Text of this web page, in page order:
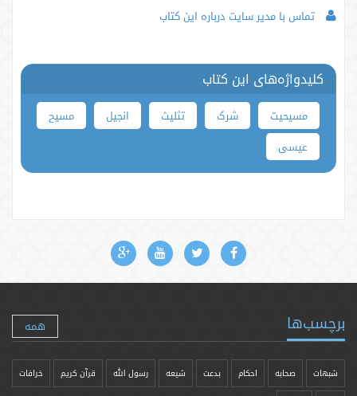
تماس با مدیر سایت درباره این کتاب
کلیدواژه‌های این کتاب
مسیحیت شرک تثلیث انجیل
مسیح
عیسی
برچسب‌ها همه
شبهات صحابه احکام بدعت شیعه رسول الله قرآن کریم خرافات